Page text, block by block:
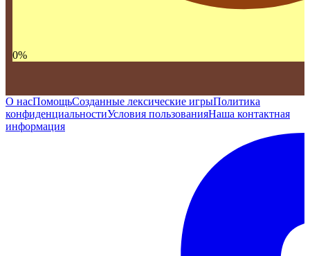
0%
О насПомощьСозданные лексические игрыПолитика
конфиденциальностиУсловия пользованияНаша контактная
информация